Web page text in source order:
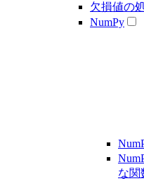
欠損値の
NumPy
な関